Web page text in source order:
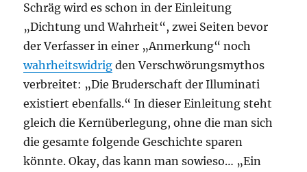
Schräg wird es schon in der Einleitung
„Dichtung und Wahrheit“, zwei Seiten bevor
der Verfasser in einer „Anmerkung“ noch
wahrheitswidrig den Verschwörungsmythos
verbreitet: „Die Bruderschaft der Illuminati
existiert ebenfalls.“ In dieser Einleitung steht
gleich die Kernüberlegung, ohne die man sich
die gesamte folgende Geschichte sparen
könnte. Okay, das kann man sowieso… „Ein